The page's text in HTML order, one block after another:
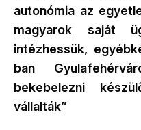
autonómia az
magyarok saját
intézhessük,
ban
bekebelezni
vállalták”